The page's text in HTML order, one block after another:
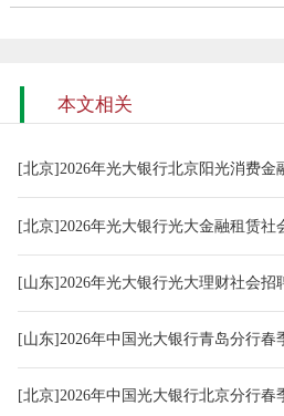
本文相关
[北京]2026年光大银行北京阳光消费金
[北京]2026年光大银行光大金融租赁社
[山东]2026年光大银行光大理财社会招
[山东]2026年中国光大银行青岛分行春
[北京]2026年中国光大银行北京分行春